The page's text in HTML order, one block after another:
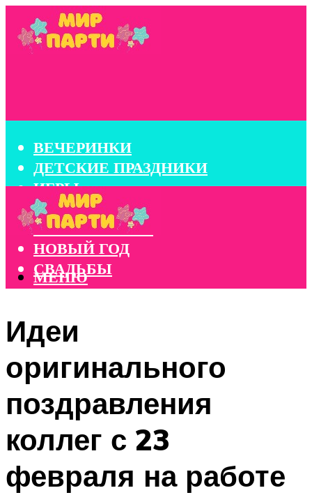
ВЕЧЕРИНКИ
ДЕТСКИЕ ПРАЗДНИКИ
ИГРЫ
КОНКУРСЫ
КОРПОРАТИВЫ
НОВЫЙ ГОД
СВАДЬБЫ
МЕНЮ
Идеи
оригинального
поздравления
коллег с 23
февраля на работе